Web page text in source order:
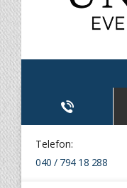
Telefon:
040 / 794 18 288